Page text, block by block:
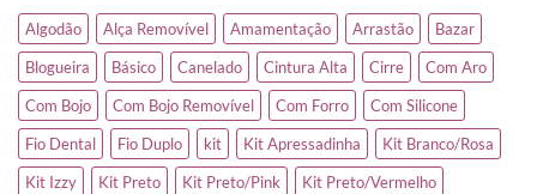
Algodão Alça Removível Amamentação Arrastão
Bazar
Blogueira
Básico Canelado Cintura Alta Cirre
Com Aro
Com Bojo
Com Bojo Removível Com Forro
Com Silicone
Fio Dental
Fio Duplo kit Kit Apressadinha
Kit Branco/Rosa
Kit Izzy
Kit Preto Kit Preto/Pink
Kit Preto/Vermelho